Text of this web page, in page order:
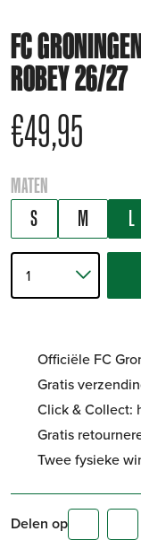
FC
ROBEY 26/27
€49,95
MATEN
S M L
Officiële FC
Gratis
Click & Collect:
Gratis
Twee fysieke
Delen op